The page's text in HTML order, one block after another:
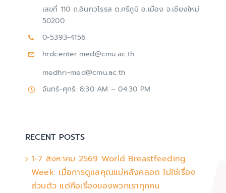
เลขที่ 110 ถ.อินทวโรรส ต.ศรีภูมิ อ.เมือง จ.เชียงใหม่
50200
0-5393-4156
hrdcenter.med@cmu.ac.th
medhri-med@cmu.ac.th
จันทร์-ศุกร์: 8:30 AM – 04:30 PM
RECENT POSTS
1-7 สิงหาคม 2569 World Breastfeeding
Week: เมื่อการดูแลคุณแม่หลังคลอด ไม่ใช่เรื่อง
ส่วนตัว แต่คือเรื่องของพวกเราทุกคน